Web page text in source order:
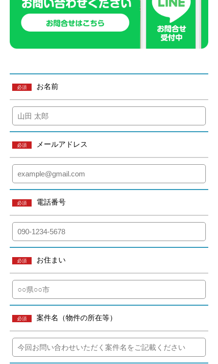
必須 お名前
必須 メールアドレス
必須 電話番号
必須 お住まい
必須 案件名（物件の所在等）